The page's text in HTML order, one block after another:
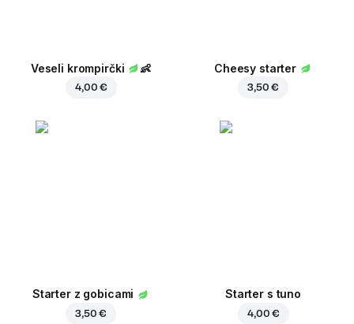
Veseli krompirčki 👶
4,00 €
Cheesy starter
3,50 €
Starter z gobicami
3,50 €
Starter s tuno
4,00 €